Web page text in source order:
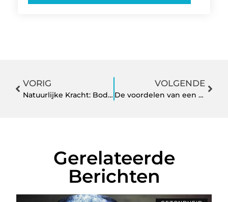
VORIG
Natuurlijke Kracht: Body2Coach.nl
VOLGENDE
De voordelen van een personal trainer
Gerelateerde
Berichten